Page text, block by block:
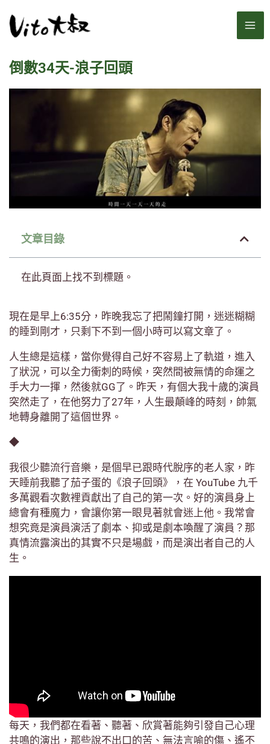
至
內倒數34天-浪子回頭
文章目錄
在此頁面上找不到標題。
現在是早上6:35分，昨晚我忘了把鬧鐘打開，迷迷糊糊
的睡到剛才，只剩下不到一個小時可以寫文章了。
人生總是這樣，當你覺得自己好不容易上了軌道，進入
了狀況，可以全力衝刺的時候，突然間被無情的命運之
手大力一揮，然後就GG了。昨天，有個大我十歲的演員
突然走了，在他努力了27年，人生最顛峰的時刻，帥氣
地轉身離開了這個世界。
◆
我很少聽流行音樂，是個早已跟時代脫序的老人家，昨
天睡前我聽了茄子蛋的《浪子回頭》，在 YouTube 九千
多萬觀看次數裡貢獻出了自己的第一次。好的演員身上
總會有種魔力，會讓你第一眼見著就會迷上他。我常會
想究竟是演員演活了劇本、抑或是劇本喚醒了演員？那
真情流露演出的其實不只是場戲，而是演出者自己的人
生。
每天，我們都在看著、聽著、欣賞著能夠引發自己心理
共鳴的演出，那些說不出口的苦、無法言喻的傷、遙不